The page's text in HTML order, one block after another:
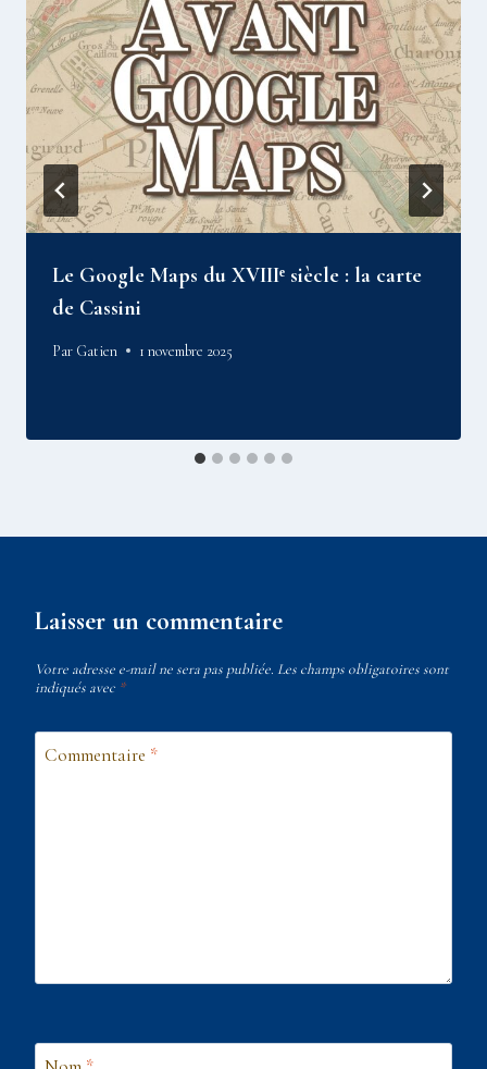
Le Google Maps du XVIIIᵉ siècle : la carte
de Cassini
Par Gatien 1 novembre 2025
Laisser un commentaire
Votre adresse e-mail ne sera pas publiée. Les champs obligatoires sont
indiqués avec *
Commentaire *